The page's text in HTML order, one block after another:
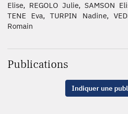
Elise, REGOLO Julie, SAMSON
TENE Eva, TURPIN Nadine,
Romain
Publications
Indiquer une